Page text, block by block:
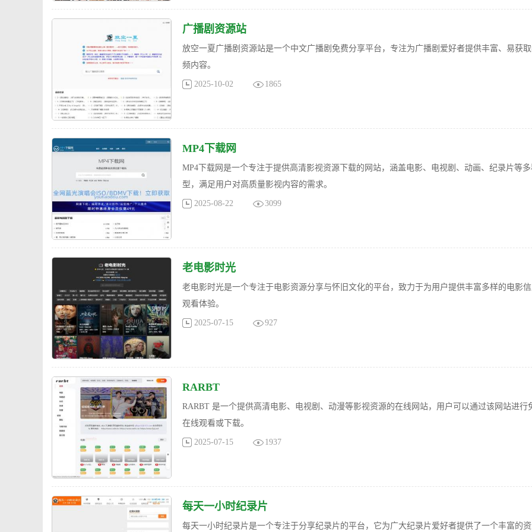
广播剧资源站
放空一夏广播剧资源站是一个​​中文广播剧免费分享平台​​，专注为广播剧爱好者提供丰富、易获
频内容。
2025-10-02 1865
MP4下载网
MP4下载网是一个专注于提供高清影视资源下载的网站，涵盖电影、电视剧、动画、纪录片等多
型，满足用户对高质量影视内容的需求。
2025-08-22 3099
老电影时光
老电影时光是一个专注于电影资源分享与怀旧文化的平台，致力于为用户提供丰富多样的电影信
观看体验。
2025-07-15 927
RARBT
RARBT 是一个提供高清电影、电视剧、动漫等影视资源的在线网站，用户可以通过该网站进行
在线观看或下载。
2025-07-15 1937
每天一小时纪录片
每天一小时纪录片是一个专注于分享纪录片的平台，它为广大纪录片爱好者提供了一个丰富的